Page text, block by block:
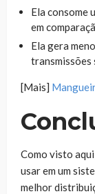
Ela consome
em
Ela gera
transmissões
[Mais]
Como visto
usar em um
melhor